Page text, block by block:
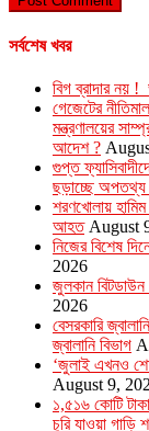
সর্বশেষ খবর
বিগ ব্রাদার নয় !
গেজেটের
মন্ত্রণালয়ের
আদেশ ?
গুপ্ত
ছড়াচ্ছে
শরণখোলায়
আহত August
নিজের বিশেষ
2026
জুলকান
2026
বেসরকারি
জ্বালানি বিভাগ
‘জুলাই এখনও
August 9,
১,৫১৬ কোটি
চুরি যাওয়া